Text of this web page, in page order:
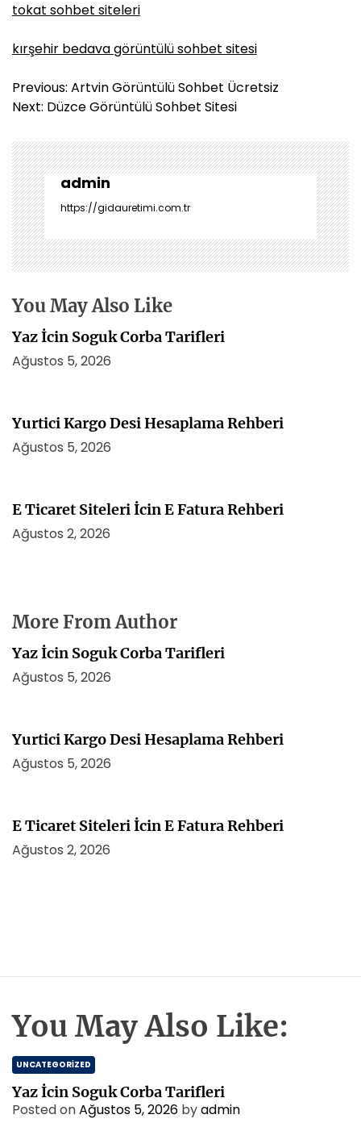
tokat sohbet siteleri
kırşehir bedava görüntülü sohbet sitesi
Y
a
ı
g
e
z
i
n
m
s
i
Previous: Artvin Görüntülü Sohbet Ücretsiz
Next: Düzce Görüntülü Sohbet Sitesi
admin
https://gidauretimi.com.tr
You May Also Like
Yaz İcin Soguk Corba Tarifleri
Ağustos 5, 2026
Yurtici Kargo Desi Hesaplama Rehberi
Ağustos 5, 2026
E Ticaret Siteleri İcin E Fatura Rehberi
Ağustos 2, 2026
More From Author
Yaz İcin Soguk Corba Tarifleri
Ağustos 5, 2026
Yurtici Kargo Desi Hesaplama Rehberi
Ağustos 5, 2026
E Ticaret Siteleri İcin E Fatura Rehberi
Ağustos 2, 2026
You May Also Like:
UNCATEGORIZED
Yaz İcin Soguk Corba Tarifleri
Posted onAğustos 5, 2026 byadmin